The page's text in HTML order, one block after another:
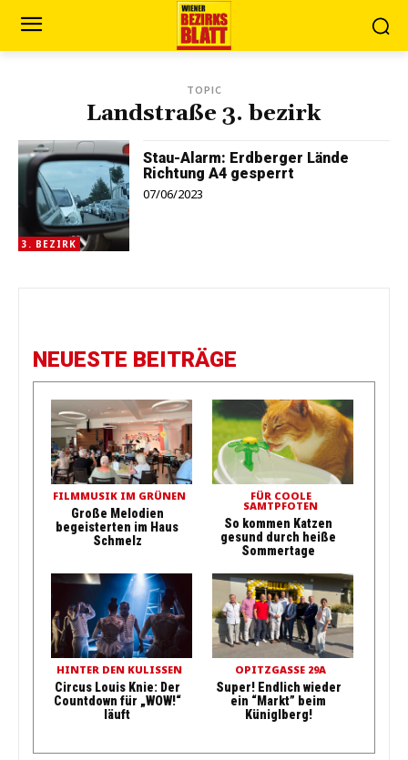
TOPIC
Landstraße 3. bezirk
3. BEZIRK
Stau-Alarm: Erdberger Lände
Richtung A4 gesperrt
07/06/2023
NEUESTE BEITRÄGE
FILMMUSIK IM GRÜNEN
Große Melodien
begeisterten im Haus
Schmelz
FÜR COOLE
SAMTPFOTEN
So kommen Katzen
gesund durch heiße
Sommertage
HINTER DEN KULISSEN
Circus Louis Knie: Der
Countdown für „WOW!“
läuft
OPITZGASSE 29A
Super! Endlich wieder
ein “Markt” beim
Küniglberg!